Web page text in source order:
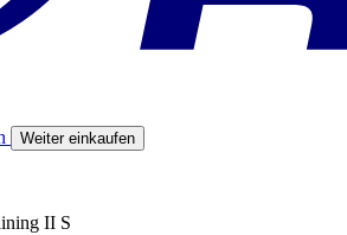
Weiter einkaufen
II S